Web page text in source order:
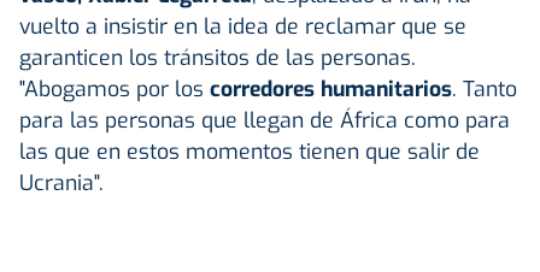
vuelto a insistir en la idea de reclamar que se
garanticen los tránsitos de las personas.
"Abogamos por los corredores humanitarios. Tanto
para las personas que llegan de África como para
las que en estos momentos tienen que salir de
Ucrania".